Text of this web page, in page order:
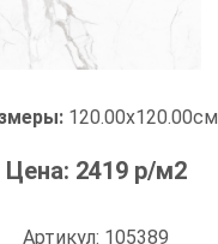
120.00x120.00см
Цена: 2419р/м2
Артикул: 105389